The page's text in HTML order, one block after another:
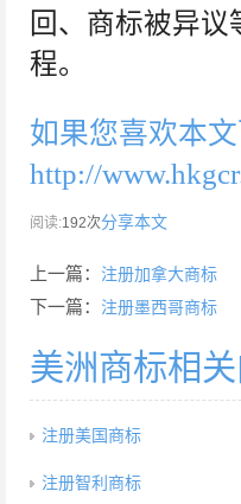
回、商标被异
程。
如果您喜欢本
http://
阅读:192次分享本文
上一篇： 注册加拿大商标
下一篇： 注册墨西哥商标
美洲商标相
注册美国商标
注册智利商标